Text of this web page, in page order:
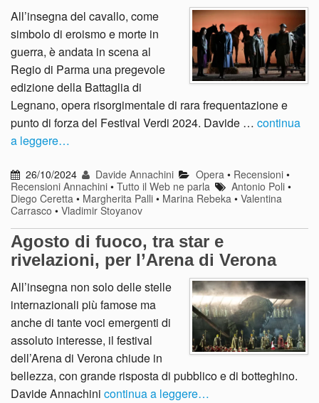
All’insegna del cavallo, come
simbolo di eroismo e morte in
guerra, è andata in scena al
Regio di Parma una pregevole
edizione della Battaglia di
Legnano, opera risorgimentale di rara frequentazione e
punto di forza del Festival Verdi 2024. Davide … continua
a leggere…
26/10/2024 Davide Annachini Opera• Recensioni•
Recensioni Annachini • Tutto il Web ne parla Antonio Poli •
Diego Ceretta • Margherita Palli • Marina Rebeka • Valentina
Carrasco • Vladimir Stoyanov
Agosto di fuoco, tra star e
rivelazioni, per l’Arena di Verona
All’insegna non solo delle stelle
internazionali più famose ma
anche di tante voci emergenti di
assoluto interesse, il festival
dell’Arena di Verona chiude in
bellezza, con grande risposta di pubblico e di botteghino.
Davide Annachini continua a leggere…